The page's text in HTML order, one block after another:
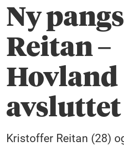
Ny
Reitan –
Hovland
Kristoffer Reitan (28)